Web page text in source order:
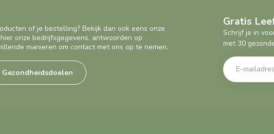
of je bestelling? Bekijk dan ook eens onze
onze bedrijfsgegevens, antwoorden op
manieren om contact met ons op te nemen.
Gezondheidsdoelen
Gratis
Schrijf je in
met 30